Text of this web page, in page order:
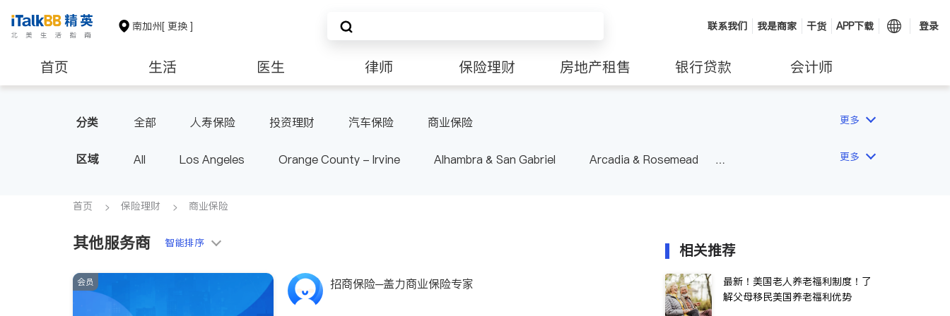
南加州[ 更换 ] 联系我们 我是商家 干货 APP下载 登录
首页 生活 医生 律师 保险理财 房地产租售 银行贷款 会计师
分类 全部 人寿保险 投资理财 汽车保险 商业保险 更多
区域 All Los Angeles Orange County - Irvine Alhambra & San Gabriel
Arcadia & Rosemead
Inyo & San Bernardino
更多
首页 保险理财 商业保险
其他服务商 智能排序
会员 招商保险─盖力商业保险专家
相关推荐
最新！美国老人养老福利制度！了
解父母移民美国养老福利优势